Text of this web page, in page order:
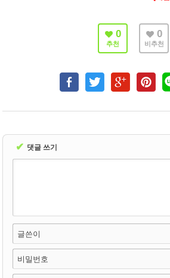
0
추천
0
비추천
✔ 댓글 쓰기
글쓴이
비밀번호
협력업체신청
고객센터